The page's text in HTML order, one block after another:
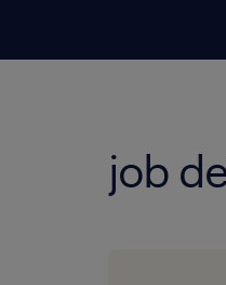
job